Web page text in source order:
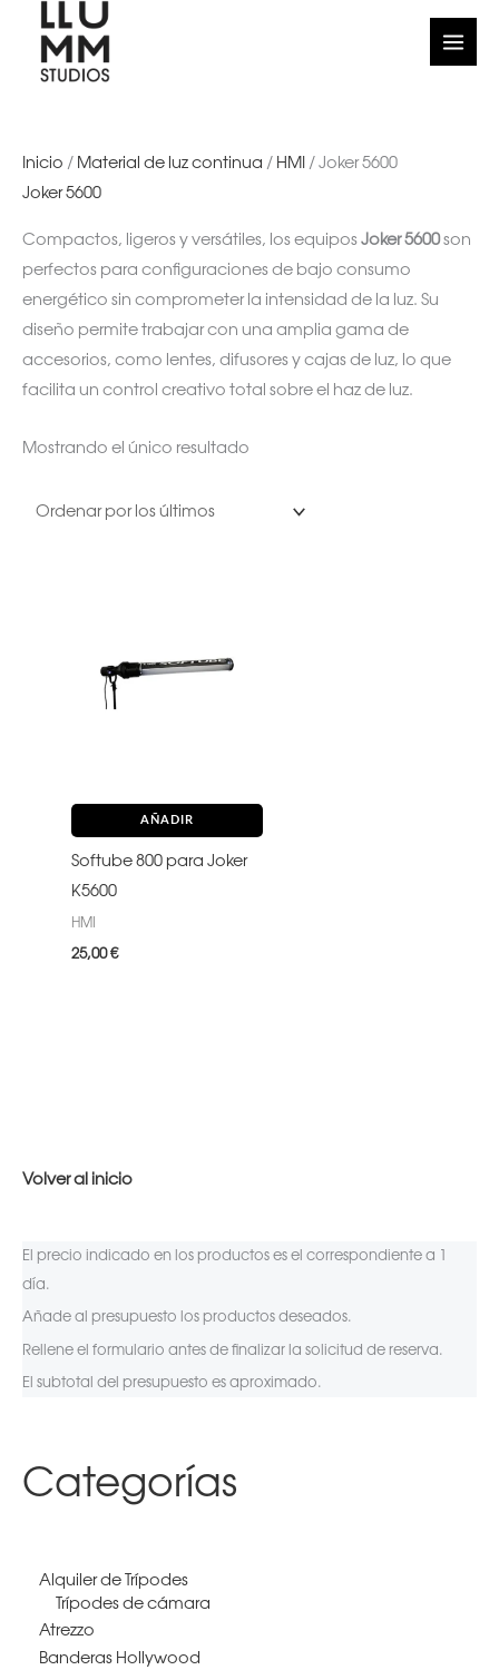
contenido
Volver al inicio
El precio indicado en los productos es el correspondiente a 1
día.
Añade al presupuesto los productos deseados.
Rellene el formulario antes de finalizar la solicitud de reserva.
El subtotal del presupuesto es aproximado.
Categorías
Alquiler de Trípodes
Trípodes de cámara
Atrezzo
Banderas Hollywood
Inicio / Material de luz continua / HMI/ Joker 5600
Joker 5600
Compactos, ligeros y versátiles, los equiposJoker 5600son
perfectos para configuraciones de bajo consumo
energético sin comprometer la intensidad de la luz. Su
diseño permite trabajar con una amplia gama de
accesorios, como lentes, difusores y cajas de luz, lo que
facilita un control creativo total sobre el haz de luz.
Mostrando el único resultado
AÑADIR
Softube 800 para Joker
K5600
HMI
25,00€